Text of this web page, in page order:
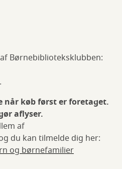
Børnebiblioteksklubben:
når køb først er foretaget.
aflyser.
af
du kan tilmelde dig her:
og børnefamilier